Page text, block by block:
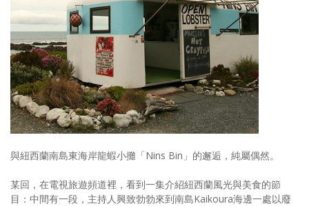
影音區
創意出版服務
歷史區
關於Yilan
媒體報導一覽
與紐西蘭南島東海岸龍蝦小攤「Nins Bin」的邂逅，純屬偶然。
某回，在電視旅遊頻道裡，看到一集介紹紐西蘭風光與美食的節
目：中間有一段，主持人興致勃勃來到南島Kaikoura海邊一處以廢